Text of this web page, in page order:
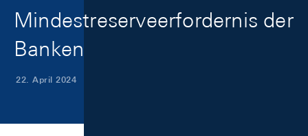
Mindestreserveerfordernis der
Banken
22. April 2024